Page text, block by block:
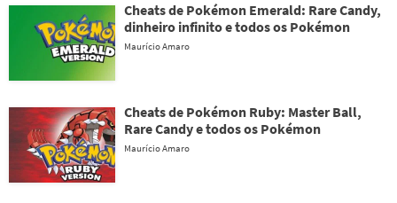
Cheats de Pokémon Emerald: Rare Candy,
dinheiro infinito e todos os Pokémon
Maurício Amaro
Cheats de Pokémon Ruby: Master Ball,
Rare Candy e todos os Pokémon
Maurício Amaro